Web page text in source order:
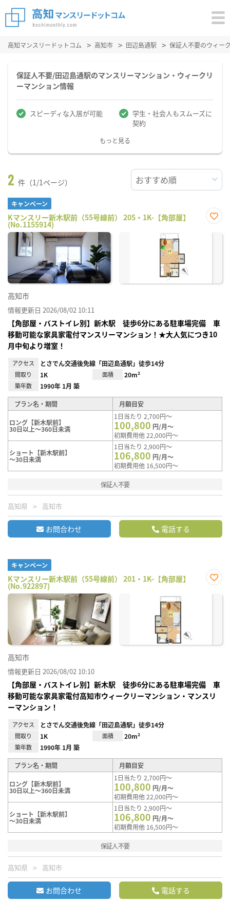
高知マンスリードットコム 高知市 田辺島通駅 保証人不要のウィー
保証人不要/田辺島通駅のマンスリーマンション・ウィークリ
ーマンション情報
スピーディな入居が可能
学生・社会人もスムーズに
契約
もっと見る
2 件（1/1ページ）
キャンペーン
Kマンスリー新木駅前（55号線前） 205・1K-【角部屋】
(No.1155914)
に入
高知市
情報更新日 2026/08/02 10:11
【角部屋・バストイレ別】新木駅 徒歩6分にある駐車場完備 車
移動可能な家具家電付マンスリーマンション！★大人気につき10
月中旬より増室！
アクセス とさでん交通後免線「田辺島通駅」徒歩14分
間取り 1K 面積 20m²
築年数 1990年 1月 築
プラン名・期間 月額目安
ロング【新木駅前】
30日以上～360日未満
1日当たり 2,700円～
100,800 円/月～
初期費用他 22,000円～
ショート【新木駅前】
～30日未満
1日当たり 2,900円～
106,800 円/月～
初期費用他 16,500円～
保証人不要
高知県 高知市
お問合わせ 電話する
キャンペーン
Kマンスリー新木駅前（55号線前） 201・1K-【角部屋】
(No.922897)
に入
高知市
情報更新日 2026/08/02 10:10
【角部屋・バストイレ別】新木駅 徒歩6分にある駐車場完備 車
移動可能な家具家電付高知市ウィークリーマンション・マンスリ
ーマンション！
アクセス とさでん交通後免線「田辺島通駅」徒歩14分
間取り 1K 面積 20m²
築年数 1990年 1月 築
プラン名・期間 月額目安
ロング【新木駅前】
30日以上～360日未満
1日当たり 2,700円～
100,800 円/月～
初期費用他 22,000円～
ショート【新木駅前】
～30日未満
1日当たり 2,900円～
106,800 円/月～
初期費用他 16,500円～
保証人不要
高知県 高知市
お問合わせ 電話する